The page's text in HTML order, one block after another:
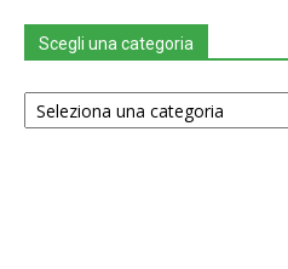
Scegli una categoria
Scegli
una